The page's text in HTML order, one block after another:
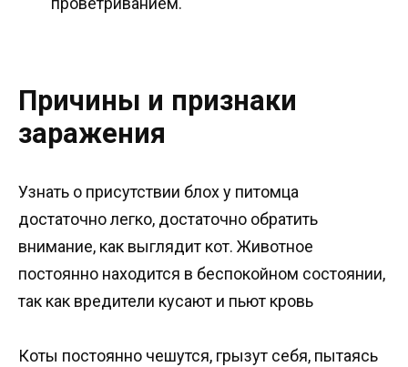
Причины и признаки
заражения
Узнать о присутствии блох у питомца
достаточно легко, достаточно обратить
внимание, как выглядит кот. Животное
постоянно находится в беспокойном состоянии,
так как вредители кусают и пьют кровь
Коты постоянно чешутся, грызут себя, пытаясь